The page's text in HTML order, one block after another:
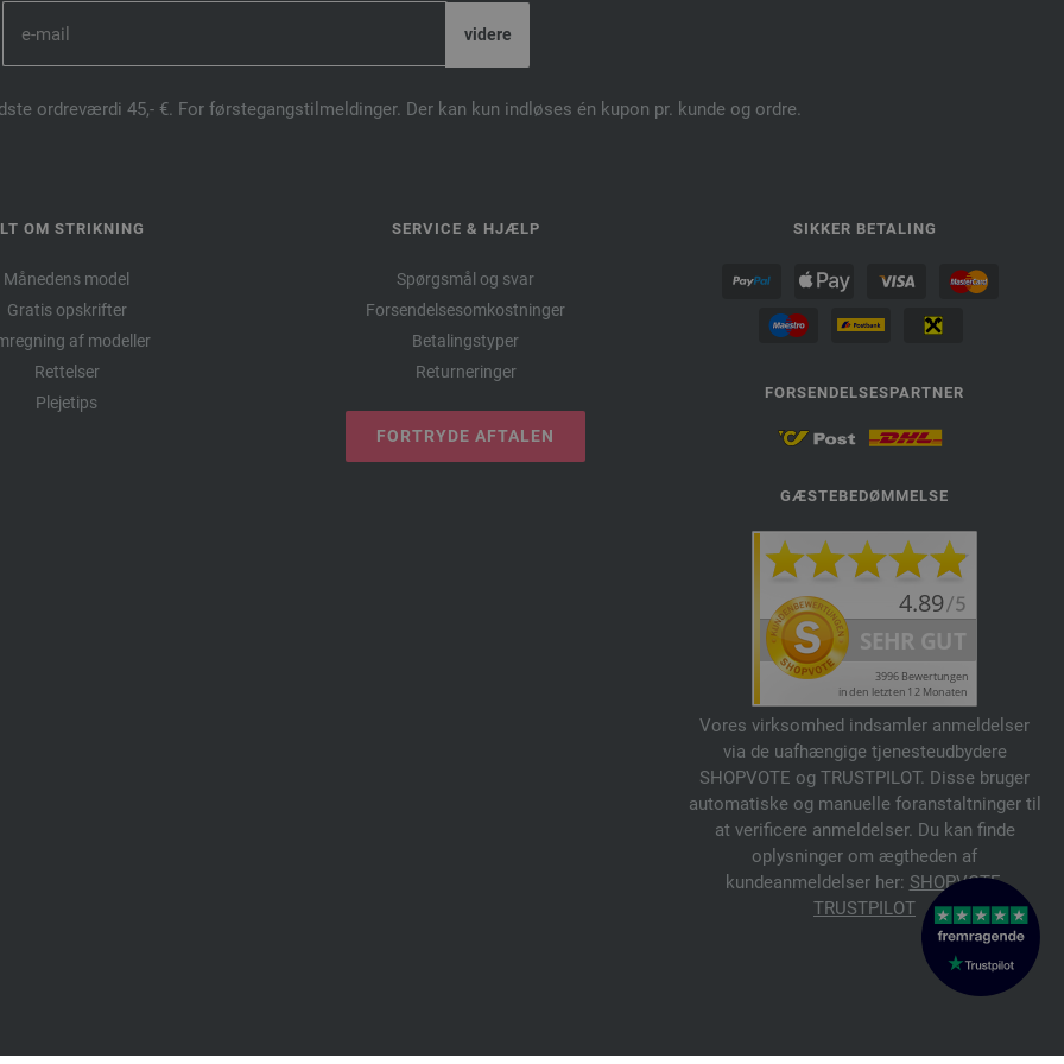
ordreværdi 45,- €. For førstegangstilmeldinger. Der kan kun indløses én kupon pr. kunde og ordre.
OM STRIKNING
Månedens model
Gratis opskrifter
af modeller
Rettelser
Plejetips
SERVICE & HJÆLP
Spørgsmål og svar
Forsendelsesomkostninger
Betalingstyper
Returneringer
FORTRYDE AFTALEN
SIKKER BETALING
FORSENDELSESPARTNER
GÆSTEBEDØMMELSE
Vores virksomhed indsamler anmeldelser
via de uafhængige tjenesteudbydere
SHOPVOTE og TRUSTPILOT. Disse bruger
automatiske og manuelle foranstaltninger til
at verificere anmeldelser. Du kan finde
oplysninger om ægtheden af
kundeanmeldelser her: SHOPVOTE,
TRUSTPILOT